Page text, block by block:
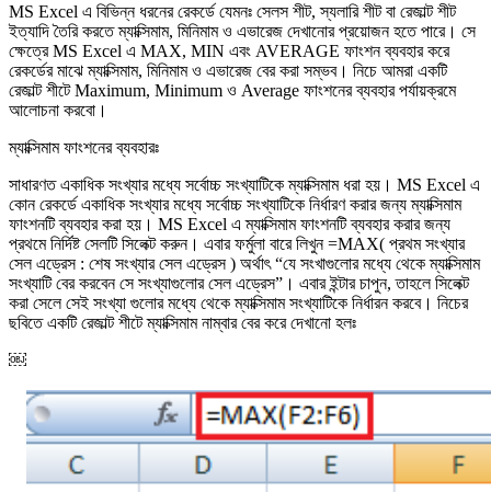
MS Excel এ বিভিন্ন ধরনের রেকর্ডে যেমনঃ সেলস শীট, স্যলারি শীট বা রেজাল্ট শীট
ইত্যাদি তৈরি করতে ম্যাক্সিমাম, মিনিমাম ও এভারেজ দেখানোর প্রয়োজন হতে পারে। সে
ক্ষেত্রে MS Excel এ MAX, MIN এবং AVERAGE ফাংশন ব্যবহার করে
রেকর্ডের মাঝে ম্যাক্সিমাম, মিনিমাম ও এভারেজ বের করা সম্ভব। নিচে আমরা একটি
রেজাল্ট শীটে Maximum, Minimum ও Average ফাংশনের ব্যবহার পর্যায়ক্রমে
আলোচনা করবো।
ম্যাক্সিমাম ফাংশনের ব্যবহারঃ
সাধারণত একাধিক সংখ্যার মধ্যে সর্বোচ্চ সংখ্যাটিকে ম্যাক্সিমাম ধরা হয়। MS Excel এ
কোন রেকর্ডে একাধিক সংখ্যার মধ্যে সর্বোচ্চ সংখ্যাটিকে নির্ধারণ করার জন্য ম্যাক্সিমাম
ফাংশনটি ব্যবহার করা হয়। MS Excel এ ম্যাক্সিমাম ফাংশনটি ব্যবহার করার জন্য
প্রথমে নির্দিষ্ট সেলটি সিলেক্ট করুন। এবার ফর্মুলা বারে লিখুন =MAX( প্রথম সংখ্যার
সেল এড্রেস : শেষ সংখ্যার সেল এড্রেস ) অর্থাৎ “যে সংখাগুলোর মধ্যে থেকে ম্যাক্সিমাম
সংখ্যাটি বের করবেন সে সংখ্যাগুলোর সেল এড্রেস”। এবার ইন্টার চাপুন, তাহলে সিলেক্ট
করা সেলে সেই সংখ্যা গুলোর মধ্যে থেকে ম্যাক্সিমাম সংখ্যাটিকে নির্ধারন করবে। নিচের
ছবিতে একটি রেজাল্ট শীটে ম্যাক্সিমাম নাম্বার বের করে দেখানো হলঃ
￼